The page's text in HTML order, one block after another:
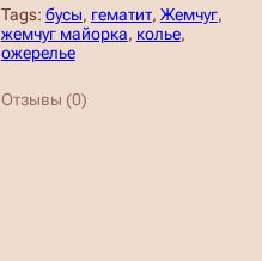
о
ц
Tags: бусы, гематит, Жемчуг
жемчуг майорка, колье
ожерелье
Отзывы (0)